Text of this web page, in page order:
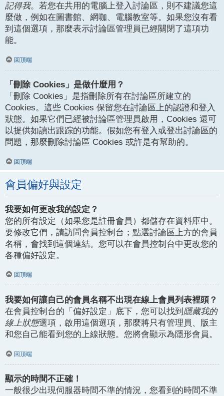
記得我。若您在共用的電腦上登入討論區，則不建議您這
麼做，例如在圖書館、網咖、電腦教室等。如果您沒有看
到這個選項，那麼表示討論區管理員已經關閉了這項功
能。
回頂端
「刪除 Cookies」是做什麼用？
「刪除 Cookies」是指刪除所有在討論區所建立的
Cookies。這些 Cookies 保留您在討論區上的認證和登入
狀態。如果它們已經被討論區管理員啟用，Cookies 還可
以提供如讀出跟踪的功能。假如您有登入或登出討論區的
問題，那麼刪除討論區 Cookies 或許是有幫助的。
回頂端
會員偏好與設定
我要如何更改我的設定？
您的所有設定（如果您是註冊會員）都儲存在資料庫中。
要修改它們，請訪問會員控制台；點選討論區上方的會員
名稱，會找到這個連結。您可以在會員控制台中更改您的
各種偏好設定。
回頂端
我要如何讓自己的會員名稱不出現在線上會員列表裡頭？
在會員控制台的「偏好設定」底下，您可以找到 隱藏我的
線上狀態選項，啟用這個選項，那麼將只有管理員、版主
和您自己能看到您的上線狀態。您將會顯示為隱形會員。
回頂端
顯示的時間不正確！
一般很少出現伺服器時間不準的情況，您看到的時間不準